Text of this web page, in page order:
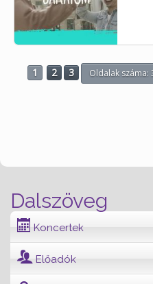
Dalszöveg
Koncertek
Előadók
1 2 3 Oldalak száma: